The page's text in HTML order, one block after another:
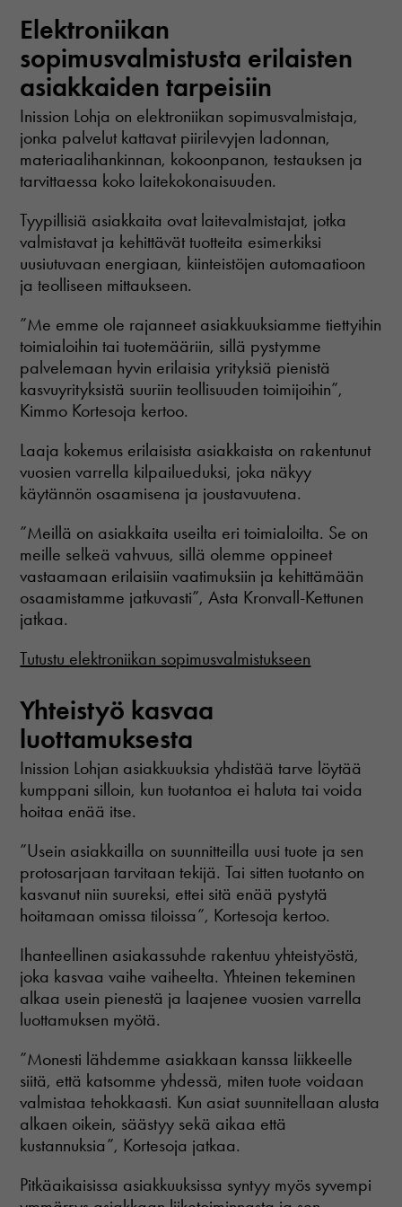
Elektroniikan
sopimusvalmistusta erilaisten
asiakkaiden tarpeisiin
Inission Lohja on elektroniikan sopimusvalmistaja,
jonka palvelut kattavat piirilevyjen ladonnan,
materiaalihankinnan, kokoonpanon, testauksen ja
tarvittaessa koko laitekokonaisuuden.
Tyypillisiä asiakkaita ovat laitevalmistajat, jotka
valmistavat ja kehittävät tuotteita esimerkiksi
uusiutuvaan energiaan, kiinteistöjen automaatioon
ja teolliseen mittaukseen.
”Me emme ole rajanneet asiakkuuksiamme tiettyihin
toimialoihin tai tuotemääriin, sillä pystymme
palvelemaan hyvin erilaisia yrityksiä pienistä
kasvuyrityksistä suuriin teollisuuden toimijoihin”,
Kimmo Kortesoja kertoo.
Laaja kokemus erilaisista asiakkaista on rakentunut
vuosien varrella kilpailueduksi, joka näkyy
käytännön osaamisena ja joustavuutena.
”Meillä on asiakkaita useilta eri toimialoilta. Se on
meille selkeä vahvuus, sillä olemme oppineet
vastaamaan erilaisiin vaatimuksiin ja kehittämään
osaamistamme jatkuvasti”, Asta Kronvall-Kettunen
jatkaa.
Tutustu elektroniikan sopimusvalmistukseen
Yhteistyö kasvaa
luottamuksesta
Inission Lohjan asiakkuuksia yhdistää tarve löytää
kumppani silloin, kun tuotantoa ei haluta tai voida
hoitaa enää itse.
”Usein asiakkailla on suunnitteilla uusi tuote ja sen
protosarjaan tarvitaan tekijä. Tai sitten tuotanto on
kasvanut niin suureksi, ettei sitä enää pystytä
hoitamaan omissa tiloissa”, Kortesoja kertoo.
Ihanteellinen asiakassuhde rakentuu yhteistyöstä,
joka kasvaa vaihe vaiheelta. Yhteinen tekeminen
alkaa usein pienestä ja laajenee vuosien varrella
luottamuksen myötä.
”Monesti lähdemme asiakkaan kanssa liikkeelle
siitä, että katsomme yhdessä, miten tuote voidaan
valmistaa tehokkaasti. Kun asiat suunnitellaan alusta
alkaen oikein, säästyy sekä aikaa että
kustannuksia”, Kortesoja jatkaa.
Pitkäaikaisissa asiakkuuksissa syntyy myös syvempi